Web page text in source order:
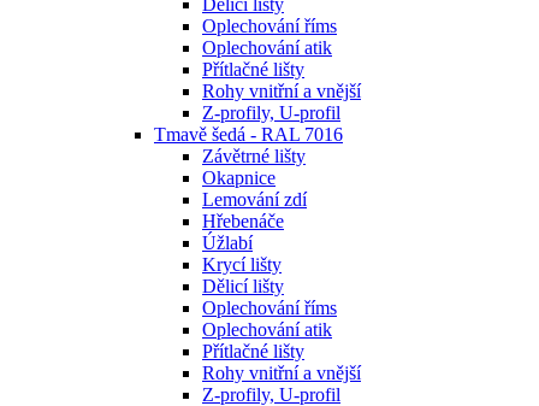
Dělicí lišty
Oplechování říms
Oplechování atik
Přítlačné lišty
Rohy vnitřní a vnější
Z-profily, U-profil
Tmavě šedá - RAL 7016
Závětrné lišty
Okapnice
Lemování zdí
Hřebenáče
Úžlabí
Krycí lišty
Dělicí lišty
Oplechování říms
Oplechování atik
Přítlačné lišty
Rohy vnitřní a vnější
Z-profily, U-profil